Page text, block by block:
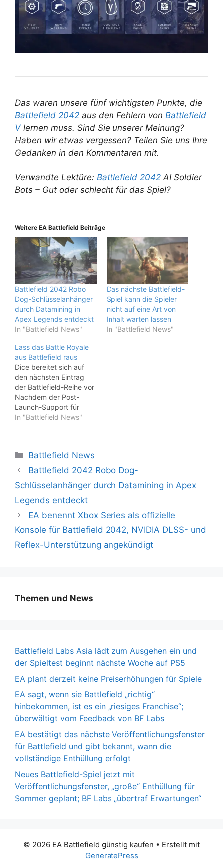
Das waren unsere fünf wichtigsten Punkte, die
Battlefield 2042 aus den Fehlern von Battlefield
V lernen muss. Sind Sie unserer Meinung?
Haben wir etwas vergessen? Teilen Sie uns Ihre
Gedanken in den Kommentaren mit.
Verwandte Lektüre: Battlefield 2042 AI Soldier
Bots – Gut oder schlecht für das Spiel?
Weitere EA Battlefield Beiträge
Battlefield 2042 Robo
Dog-Schlüsselanhänger
durch Datamining in
Apex Legends entdeckt
In "Battlefield News"
Das nächste Battlefield-
Spiel kann die Spieler
nicht auf eine Art von
Inhalt warten lassen
In "Battlefield News"
Lass das Battle Royale
aus Battlefield raus
Dice bereitet sich auf
den nächsten Eintrag
der Battlefield-Reihe vor
Nachdem der Post-
Launch-Support für
Battlefield 2042
der beliebten Shooter-
Reihe von DICE. Die
und die Entwickler
haben sicherlich viel aus
den Erfahrungen mit
2042 gelernt. Die
Veröffentlichung von…
In "Battlefield News"
Kategorien
Battlefield News
Battlefield 2042 Robo Dog-
Schlüsselanhänger durch Datamining in Apex
Legends entdeckt
EA benennt Xbox Series als offizielle
Konsole für Battlefield 2042, NVIDIA DLSS- und
Reflex-Unterstützung angekündigt
Themen und News
Battlefield Labs Asia lädt zum Ausgehen ein und
der Spieltest beginnt nächste Woche auf PS5
EA plant derzeit keine Preiserhöhungen für Spiele
EA sagt, wenn sie Battlefield „richtig“
hinbekommen, ist es ein „riesiges Franchise“;
überwältigt vom Feedback von BF Labs
EA bestätigt das nächste Veröffentlichungsfenster
für Battlefield und gibt bekannt, wann die
vollständige Enthüllung erfolgt
Neues Battlefield-Spiel jetzt mit
Veröffentlichungsfenster, „große“ Enthüllung für
Sommer geplant; BF Labs „übertraf Erwartungen“
© 2026 EA Battlefield günstig kaufen • Erstellt mit
GeneratePress